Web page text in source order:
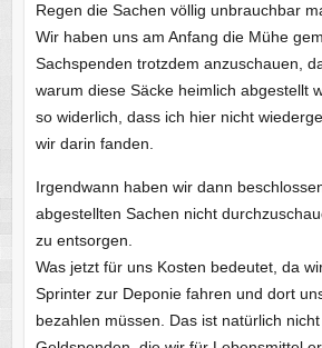
Regen die Sachen völlig unbrauchbar
Wir haben uns am Anfang die Mühe
Sachspenden trotzdem anzuschauen,
warum diese Säcke heimlich abgestellt
so widerlich, dass ich hier nicht
wir darin fanden.
Irgendwann haben wir dann
abgestellten Sachen nicht
zu entsorgen.
Was jetzt für uns Kosten bedeutet, da
Sprinter zur Deponie fahren und dort
bezahlen müssen. Das ist natürlich